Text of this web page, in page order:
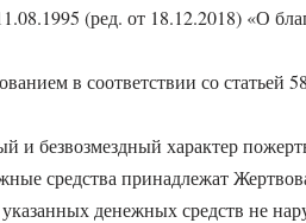
(ред. от 18.12.2018) «О
в соответствии со статьей
и безвозмездный характер
средства принадлежат
денежных средств не